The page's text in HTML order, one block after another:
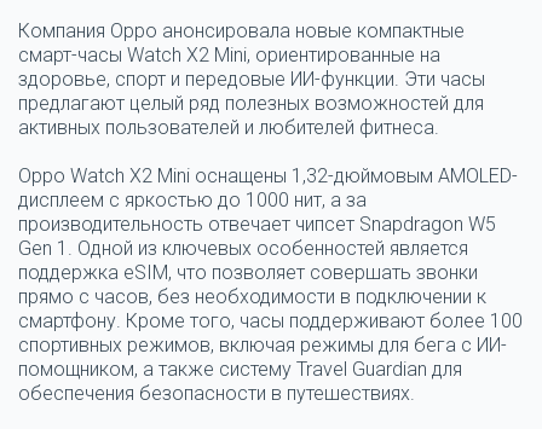
Компания Oppo анонсировала новые компактные
смарт-часы Watch X2 Mini, ориентированные на
здоровье, спорт и передовые ИИ-функции. Эти часы
предлагают целый ряд полезных возможностей для
активных пользователей и любителей фитнеса.
Oppo Watch X2 Mini оснащены 1,32-дюймовым AMOLED-
дисплеем с яркостью до 1000 нит, а за
производительность отвечает чипсет Snapdragon W5
Gen 1. Одной из ключевых особенностей является
поддержка eSIM, что позволяет совершать звонки
прямо с часов, без необходимости в подключении к
смартфону. Кроме того, часы поддерживают более 100
спортивных режимов, включая режимы для бега с ИИ-
помощником, а также систему Travel Guardian для
обеспечения безопасности в путешествиях.